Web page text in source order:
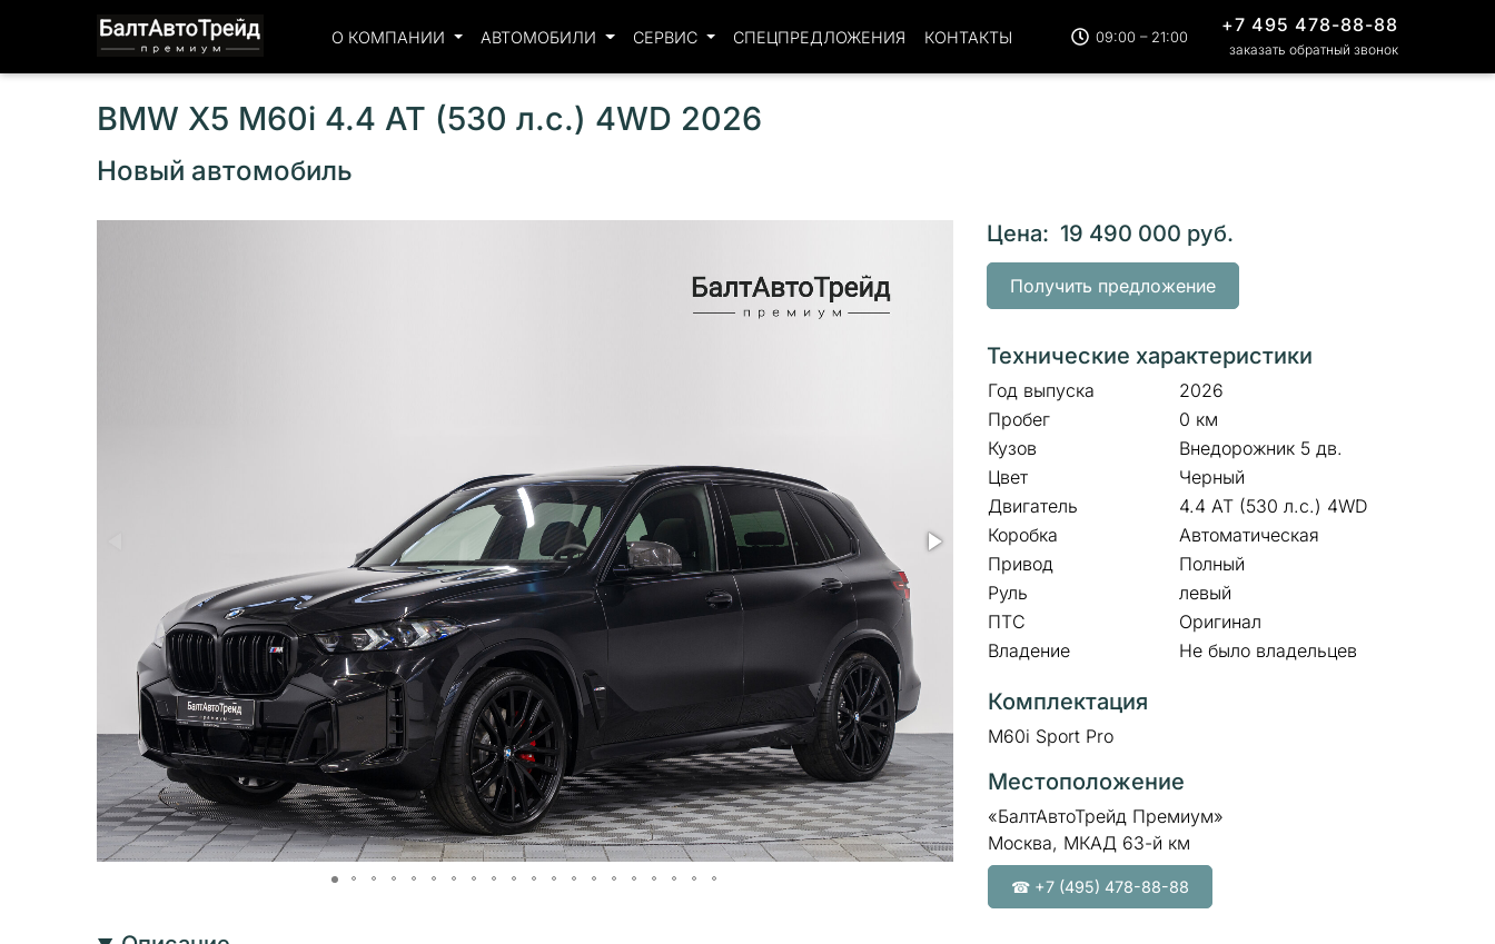
О КОМПАНИИ АВТОМОБИЛИ СЕРВИС СПЕЦПРЕДЛОЖЕНИЯ КОНТАКТЫ 09:00 – 21:00
+7 495 478-88-88
заказать обратный звонок
BMW X5 M60i 4.4 AT (530 л.с.) 4WD 2026
Новый автомобиль
Цена: 19 490 000 руб.
Получить предложение
Технические характеристики
Год выпуска
2026
Пробег
0 км
Кузов
Внедорожник 5 дв.
Цвет
Черный
Двигатель
4.4 AT (530 л.с.) 4WD
Коробка
Автоматическая
Привод
Полный
Руль
левый
ПТС
Оригинал
Владение
Не было владельцев
Комплектация
M60i Sport Pro
Местоположение
«БалтАвтоТрейд Премиум»
Москва, МКАД 63-й км
☎ +7 (495) 478-88-88